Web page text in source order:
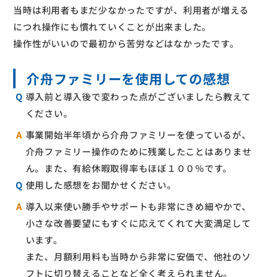
当時は利用者もまだ少なかったですが、利用者が増える
につれ操作にも慣れていくことが出来ました。
操作性がいいので最初から苦労などはなかったです。
介舟ファミリーを使用しての感想
Q 導入前と導入後で変わった点がございましたら教えて
ください。
A 事業開始半年頃から介舟ファミリーを使っているが、
介舟ファミリー操作のために残業したことはありませ
ん。また、有給休暇取得率もほぼ１００％です。
Q 使用した感想をお聞かせください。
A 導入以来使い勝手やサポートも非常にきめ細やかで、
小さな改善要望にもすぐに応えてくれて大変満足して
います。
また、月額利用料も当時から非常に安価で、他社のソ
フトに切り替えることなど全く考えられません。